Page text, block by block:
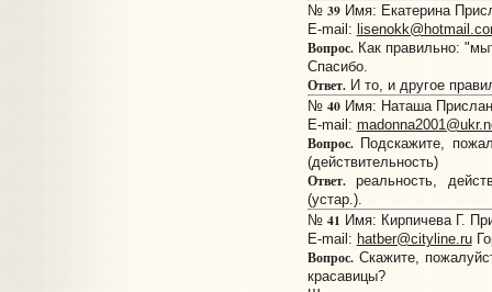
№ 39Имя: Екатерина
E-mail:
Вопрос.Как правильно:
Спасибо.
Ответ.И то, и другое
№ 40Имя: Наташа
E-mail:
Вопрос.Подскажите,
(действительность)
Ответ.реальность,
(устар.).
№ 41 Имя: Кирпичева Г.
E-mail: hatber@cityline.ru
Вопрос.Скажите,
красавицы?